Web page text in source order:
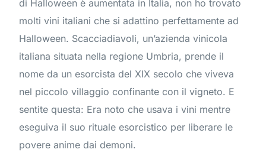
di Halloween è aumentata in Italia, non ho trovato
molti vini italiani che si adattino perfettamente ad
Halloween. Scacciadiavoli, un’azienda vinicola
italiana situata nella regione Umbria, prende il
nome da un esorcista del XIX secolo che viveva
nel piccolo villaggio confinante con il vigneto. E
sentite questa: Era noto che usava i vini mentre
eseguiva il suo rituale esorcistico per liberare le
povere anime dai demoni.